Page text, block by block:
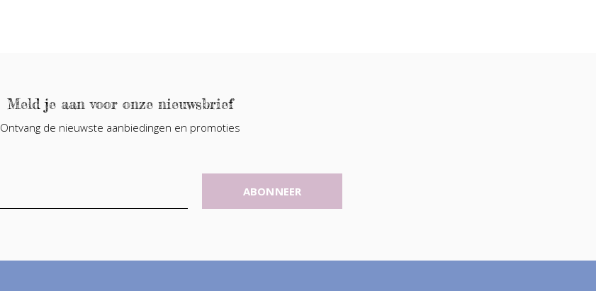
Meld je aan voor onze nieuwsbrief
Ontvang de nieuwste aanbiedingen en promoties
ABONNEER